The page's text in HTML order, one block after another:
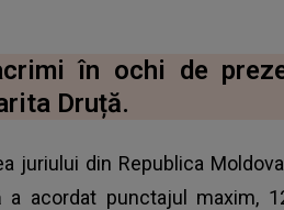
în ochi de
Druță.
juriului din Republica
acordat punctajul maxim,